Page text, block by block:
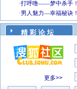
精 彩 论 坛
更多>>